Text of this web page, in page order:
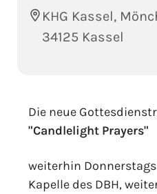
KHG Kassel,
34125 Kassel
Die neue
"Candlelight Prayers"
weiterhin
Kapelle des DBH,